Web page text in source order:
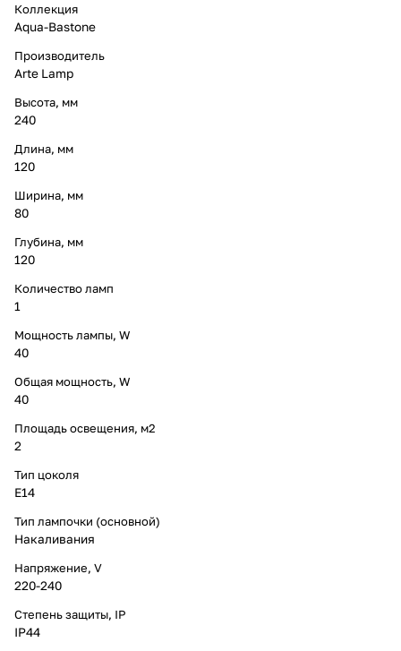
Коллекция
Aqua-Bastone
Производитель
Arte Lamp
Высота, мм
240
Длина, мм
120
Ширина, мм
80
Глубина, мм
120
Количество ламп
1
Мощность лампы, W
40
Общая мощность, W
40
Площадь освещения, м2
2
Тип цоколя
E14
Тип лампочки (основной)
Накаливания
Напряжение, V
220-240
Степень защиты, IP
IP44